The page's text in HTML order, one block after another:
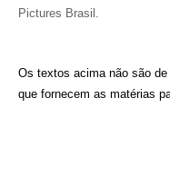
Pictures Brasil.
Os textos acima não são
que fornecem as matérias